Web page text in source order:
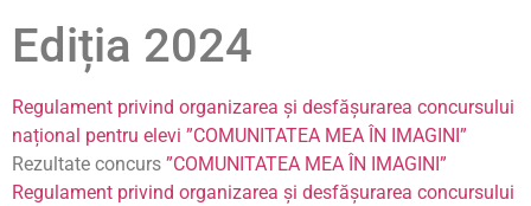
Ediția 2024
Regulament privind organizarea și desfășurarea concursului
național pentru elevi ”COMUNITATEA MEA ÎN IMAGINI”
Rezultate concurs ”COMUNITATEA MEA ÎN IMAGINI”
Regulament privind organizarea și desfășurarea concursului